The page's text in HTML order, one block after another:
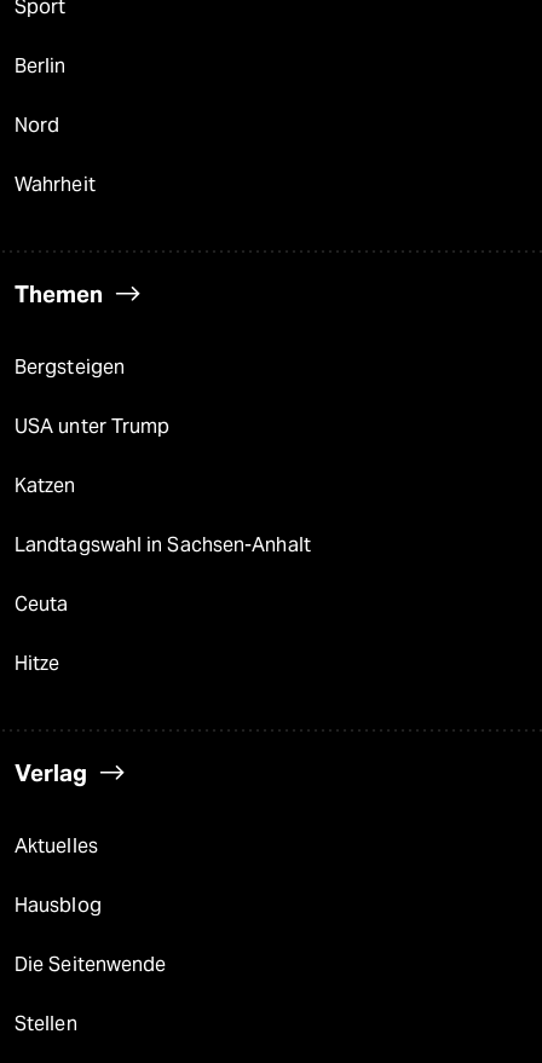
Sport
Berlin
Nord
Wahrheit
Themen
Bergsteigen
USA unter Trump
Katzen
Landtagswahl in Sachsen-Anhalt
Ceuta
Hitze
Verlag
Aktuelles
Hausblog
Die Seitenwende
Stellen